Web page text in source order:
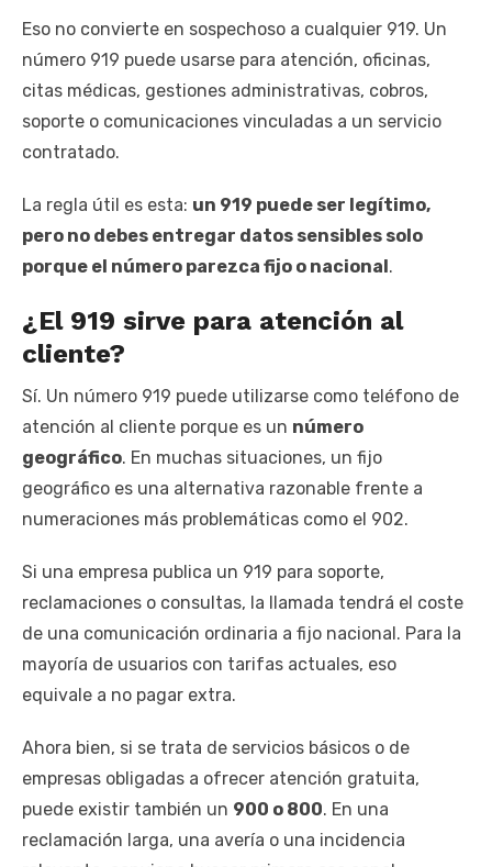
Eso no convierte en sospechoso a cualquier 919. Un
número 919 puede usarse para atención, oficinas,
citas médicas, gestiones administrativas, cobros,
soporte o comunicaciones vinculadas a un servicio
contratado.
La regla útil es esta: un 919 puede ser legítimo,
pero no debes entregar datos sensibles solo
porque el número parezca fijo o nacional .
¿El 919 sirve para atención al
cliente?
Sí. Un número 919 puede utilizarse como teléfono de
atención al cliente porque es un número
geográfico. En muchas situaciones, un fijo
geográfico es una alternativa razonable frente a
numeraciones más problemáticas como el 902.
Si una empresa publica un 919 para soporte,
reclamaciones o consultas, la llamada tendrá el coste
de una comunicación ordinaria a fijo nacional. Para la
mayoría de usuarios con tarifas actuales, eso
equivale a no pagar extra.
Ahora bien, si se trata de servicios básicos o de
empresas obligadas a ofrecer atención gratuita,
puede existir también un 900 o 800. En una
reclamación larga, una avería o una incidencia